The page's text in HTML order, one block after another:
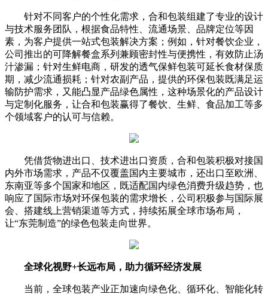
针对不同客户的个性化需求，合和包装组建了专业的设计
与技术服务团队，根据食品特性、流通场景、品牌定位等因
素，为客户提供一站式包装解决方案；例如，针对餐饮企业，
公司推出的可降解餐盒系列兼顾密封性与便携性，有效防止汤
汁渗漏；针对生鲜电商，研发的透气保鲜包装可延长食材保质
期，减少流通损耗；针对农副产品，提供的环保包装既满足运
输防护需求，又能凸显产品绿色属性，这种场景化的产品设计
与定制化服务，让合和包装赢得了餐饮、生鲜、食品加工等多
个领域客户的认可与信赖。
凭借货物进出口、技术进出口资质，合和包装积极对接国
内外市场需求，产品不仅覆盖国内主要城市，还出口至欧洲、
东南亚等多个国家和地区，既适配国内绿色消费升级趋势，也
响应了国际市场对环保包装的需求增长，公司积极参与国际展
会、搭建线上营销渠道等方式，持续拓展全球市场布局，
让“东莞制造”的绿色包装走向世界。
全球化视野+长远布局，助力循环经济发展
当前，全球包装产业正加速向绿色化、循环化、智能化转